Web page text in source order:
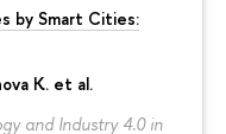
by Smart Cities:
K. et al.
and Industry 4.0 in